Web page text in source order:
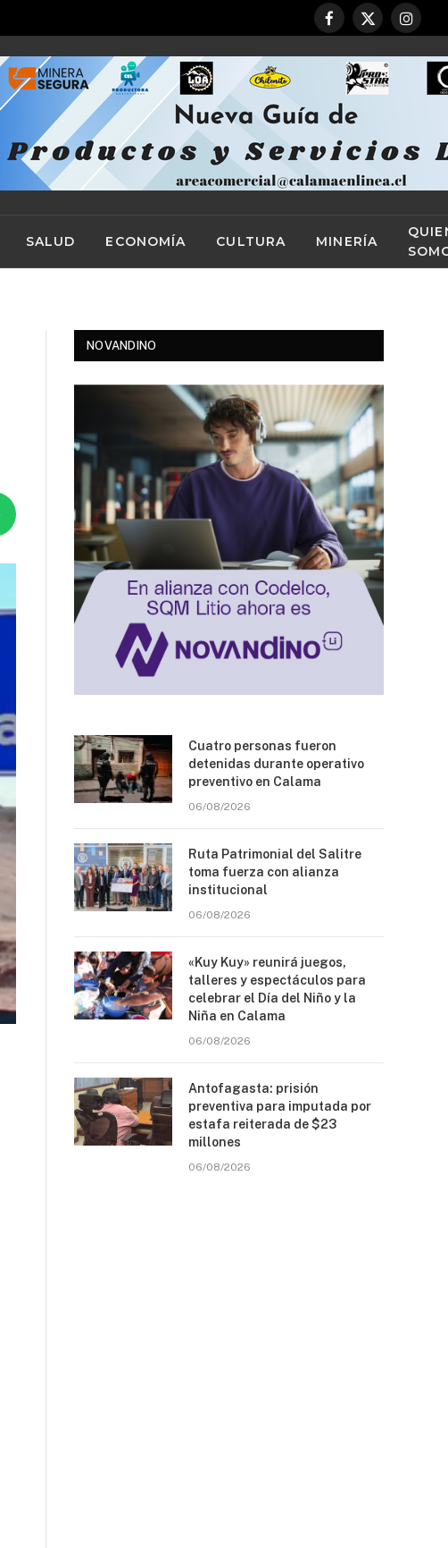
Facebook
X
SALUD ECONOMÍA CULTURA MINERÍA
NOVANDINO
Cuatro personas fueron
detenidas durante operativo
preventivo en Calama
06/08/2026
Ruta Patrimonial del Salitre
toma fuerza con alianza
institucional
06/08/2026
«Kuy Kuy» reunirá juegos,
talleres y espectáculos para
celebrar el Día del Niño y la
Niña en Calama
06/08/2026
Antofagasta: prisión
preventiva para imputada por
estafa reiterada de $23
millones
06/08/2026